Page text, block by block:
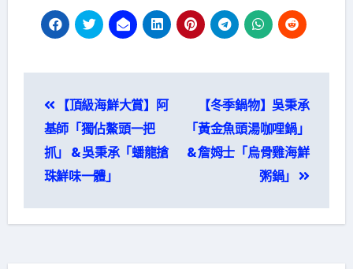
章
導
覽
【頂級海鮮大賞】阿
基師「獨佔鰲頭一把
抓」 & 吳秉承「蟠龍搶
珠鮮味一體」
【冬季鍋物】吳秉承
「黃金魚頭湯咖哩鍋」
& 詹姆士「烏骨雞海鮮
粥鍋」